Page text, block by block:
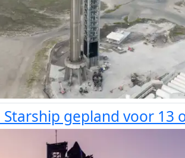
gepland voor 13